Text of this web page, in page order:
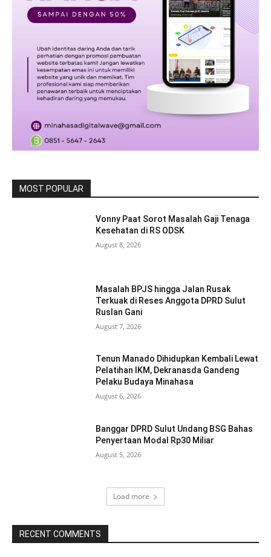
MOST POPULAR
Vonny Paat Sorot Masalah Gaji Tenaga
Kesehatan di RS ODSK
August 8, 2026
Masalah BPJS hingga Jalan Rusak
Terkuak di Reses Anggota DPRD Sulut
Ruslan Gani
August 7, 2026
Tenun Manado Dihidupkan Kembali Lewat
Pelatihan IKM, Dekranasda Gandeng
Pelaku Budaya Minahasa
August 6, 2026
Banggar DPRD Sulut Undang BSG Bahas
Penyertaan Modal Rp30 Miliar
August 5, 2026
Load more
RECENT COMMENTS